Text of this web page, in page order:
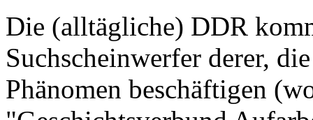
Die (alltägliche) DDR
Suchscheinwerfer derer,
Phänomen beschäftigen